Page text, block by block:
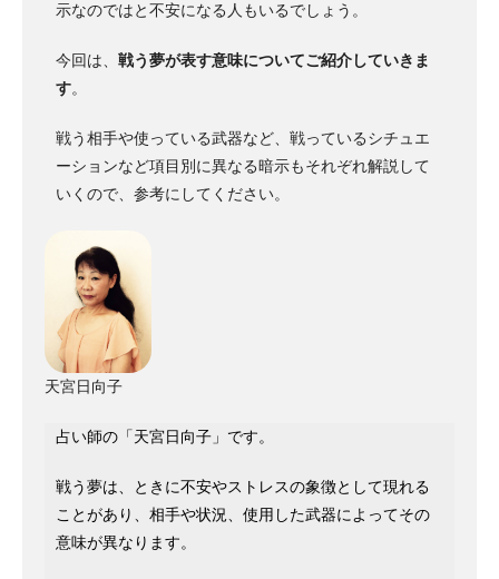
示なのではと不安になる人もいるでしょう。
今回は、 戦う夢が表す意味についてご紹介していきま
す。
戦う相手や使っている武器など、戦っているシチュエ
ーションなど項目別に異なる暗示もそれぞれ解説して
いくので、参考にしてください。
天宮日向子
占い師の「天宮日向子」です。
戦う夢は、ときに不安やストレスの象徴として現れる
ことがあり、相手や状況、使用した武器によってその
意味が異なります。